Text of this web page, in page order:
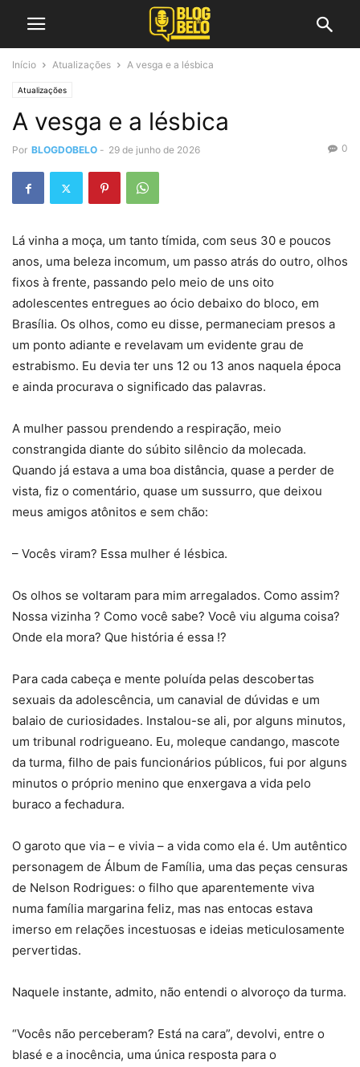
Início Atualizações A vesga e a lésbica
Atualizações
A vesga e a lésbica
Por BLOGDOBELO - 29 de junho de 2026 0
Lá vinha a moça, um tanto tímida, com seus 30 e poucos
anos, uma beleza incomum, um passo atrás do outro, olhos
fixos à frente, passando pelo meio de uns oito
adolescentes entregues ao ócio debaixo do bloco, em
Brasília. Os olhos, como eu disse, permaneciam presos a
um ponto adiante e revelavam um evidente grau de
estrabismo. Eu devia ter uns 12 ou 13 anos naquela época
e ainda procurava o significado das palavras.
A mulher passou prendendo a respiração, meio
constrangida diante do súbito silêncio da molecada.
Quando já estava a uma boa distância, quase a perder de
vista, fiz o comentário, quase um sussurro, que deixou
meus amigos atônitos e sem chão:
– Vocês viram? Essa mulher é lésbica.
Os olhos se voltaram para mim arregalados. Como assim?
Nossa vizinha ? Como você sabe? Você viu alguma coisa?
Onde ela mora? Que história é essa !?
Para cada cabeça e mente poluída pelas descobertas
sexuais da adolescência, um canavial de dúvidas e um
balaio de curiosidades. Instalou-se ali, por alguns minutos,
um tribunal rodrigueano. Eu, moleque candango, mascote
da turma, filho de pais funcionários públicos, fui por alguns
minutos o próprio menino que enxergava a vida pelo
buraco a fechadura.
O garoto que via – e vivia – a vida como ela é. Um autêntico
personagem de Álbum de Família, uma das peças censuras
de Nelson Rodrigues: o filho que aparentemente viva
numa família margarina feliz, mas nas entocas estava
imerso em relações incestuosas e ideias meticulosamente
pervertidas.
Naquele instante, admito, não entendi o alvoroço da turma.
“Vocês não perceberam? Está na cara”, devolvi, entre o
blasé e a inocência, uma única resposta para o